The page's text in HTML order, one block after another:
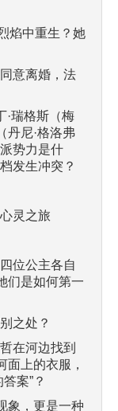
焰中重生？她
意离婚，法
·瑞格斯（梅
丹尼·格洛弗
势力是什
发生冲突？
灵之旅
位公主各自
们是如何第一
之处？
在河边找到
上的衣服，
案”？
象，更是一种